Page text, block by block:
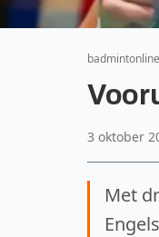
3 oktober
Met